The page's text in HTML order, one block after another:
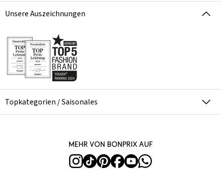
Unsere Auszeichnungen
Topkategorien / Saisonales
Mehr von bonprix auf